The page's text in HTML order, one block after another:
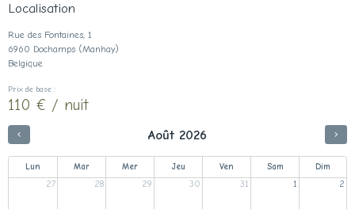
Localisation
Rue des Fontaines, 1
6960 Dochamps (Manhay)
Belgique
Prix de base :
110 € / nuit
Août 2026
Lun Mar Mer Jeu Ven Sam
Dim
27
28 29 30 31 1 2